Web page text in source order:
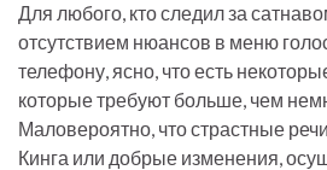
Для любого, кто следил за
отсутствием нюансов в меню
телефону, ясно, что есть
которые требуют больше, чем
Маловероятно, что страстные
Кинга или добрые изменения,